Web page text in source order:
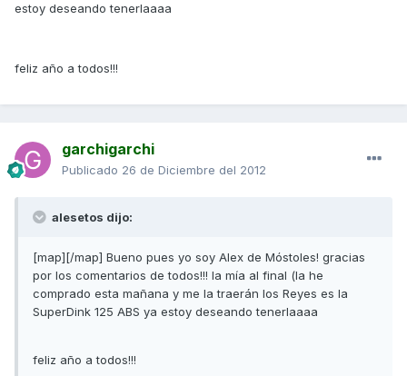
estoy deseando tenerlaaaa
feliz año a todos!!!
garchigarchi
Publicado 26 de Diciembre del 2012
alesetos dijo:
[map][/map] Bueno pues yo soy Alex de Móstoles! gracias
por los comentarios de todos!!! la mía al final (la he
comprado esta mañana y me la traerán los Reyes es la
SuperDink 125 ABS ya estoy deseando tenerlaaaa
feliz año a todos!!!